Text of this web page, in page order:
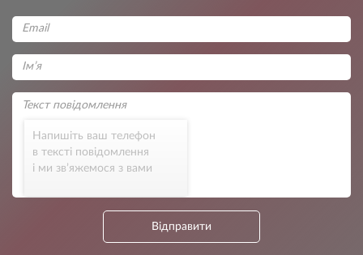
Напишіть ваш телефон
в тексті повідомлення
і ми зв’яжемося з вами
Відправити